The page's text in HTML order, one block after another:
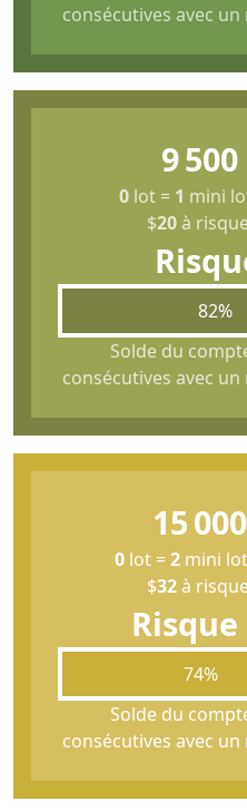
consécutives avec
9 500
0lot = 1 mini
$20à
82%
Solde du
consécutives avec
15 000
0lot =2mini
$32à
74%
Solde du
consécutives avec